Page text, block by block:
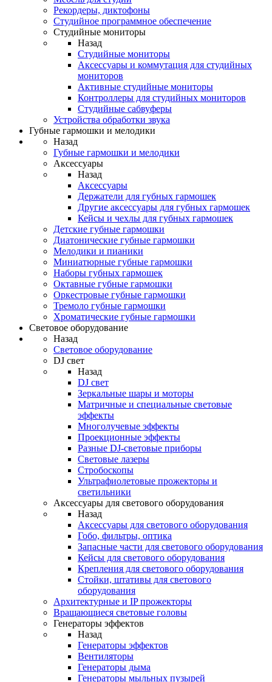
Рекордеры, диктофоны
Студийное программное обеспечение
Студийные мониторы
Назад
Студийные мониторы
Аксессуары и коммутация для студийных
мониторов
Активные студийные мониторы
Контроллеры для студийных мониторов
Студийные сабвуферы
Устройства обработки звука
Губные гармошки и мелодики
Назад
Губные гармошки и мелодики
Аксессуары
Назад
Аксессуары
Держатели для губных гармошек
Другие аксессуары для губных гармошек
Кейсы и чехлы для губных гармошек
Детские губные гармошки
Диатонические губные гармошки
Мелодики и пианики
Миниатюрные губные гармошки
Наборы губных гармошек
Октавные губные гармошки
Оркестровые губные гармошки
Тремоло губные гармошки
Хроматические губные гармошки
Световое оборудование
Назад
Световое оборудование
DJ свет
Назад
DJ свет
Зеркальные шары и моторы
Матричные и специальные световые
эффекты
Многолучевые эффекты
Проекционные эффекты
Разные DJ-световые приборы
Световые лазеры
Стробоскопы
Ультрафиолетовые прожекторы и
светильники
Аксессуары для светового оборудования
Назад
Аксессуары для светового оборудования
Гобо, фильтры, оптика
Запасные части для светового оборудования
Кейсы для светового оборудования
Крепления для светового оборудования
Стойки, штативы для светового
оборудования
Архитектурные и IP прожекторы
Вращающиеся световые головы
Генераторы эффектов
Назад
Генераторы эффектов
Вентиляторы
Генераторы дыма
Генераторы мыльных пузырей